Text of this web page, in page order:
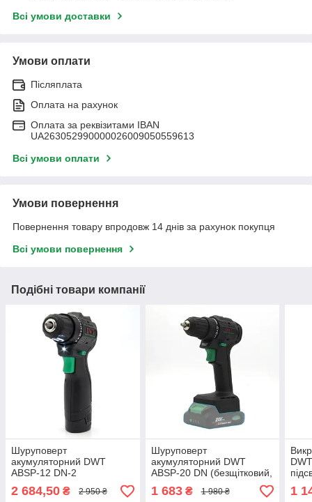
Всі умови доставки
Умови оплати
Післяплата
Оплата на рахунок
Оплата за реквізитами IBAN
UA263052990000026009050559613
Всі умови оплати
Умови повернення
Повернення товару впродовж 14 днів за рахунок покупця
Всі умови повернення
Подібні товари компанії
Шуруповерт
акумуляторний DWT
ABSP-12 DN-2
(безщітковий, АКБ 12 В/2
Ач, зарядне)
2 684,50 ₴ 2 950 ₴
Шуруповерт
акумуляторний DWT
ABSP-20 DN (безщітковий,
без АКБ та зарядного)
1 683₴ 1 980 ₴ 1